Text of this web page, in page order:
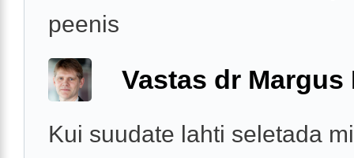
peenis
Vastas dr Margus
Kui suudate lahti seletada